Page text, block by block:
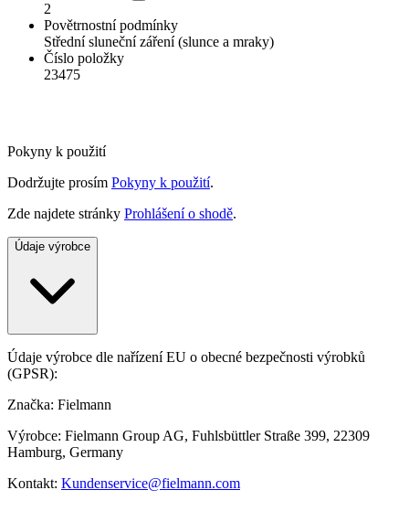
2
Povětrnostní podmínky
Střední sluneční záření (slunce a mraky)
Číslo položky
23475
Pokyny k použití
Dodržujte prosím Pokyny k použití.
Zde najdete stránky Prohlášení o shodě.
Údaje výrobce
Údaje výrobce dle nařízení EU o obecné bezpečnosti výrobků
(GPSR):
Značka: Fielmann
Výrobce: Fielmann Group AG, Fuhlsbüttler Straße 399, 22309
Hamburg, Germany
Kontakt: Kundenservice@fielmann.com